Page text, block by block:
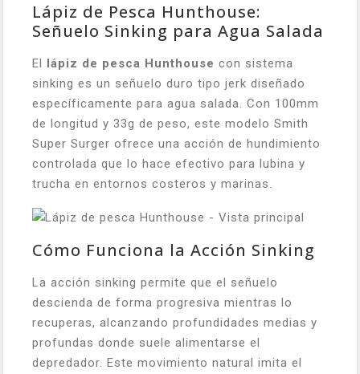
Lápiz de Pesca Hunthouse:
Señuelo Sinking para Agua Salada
El lápiz de pesca Hunthouse con sistema
sinking es un señuelo duro tipo jerk diseñado
específicamente para agua salada. Con 100mm
de longitud y 33g de peso, este modelo Smith
Super Surger ofrece una acción de hundimiento
controlada que lo hace efectivo para lubina y
trucha en entornos costeros y marinas.
Cómo Funciona la Acción Sinking
La acción sinking permite que el señuelo
descienda de forma progresiva mientras lo
recuperas, alcanzando profundidades medias y
profundas donde suele alimentarse el
depredador. Este movimiento natural imita el